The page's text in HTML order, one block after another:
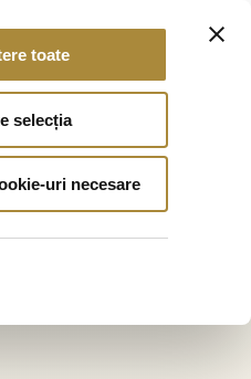
toate
selecția
uri necesare
Residence
1
0733 401 068